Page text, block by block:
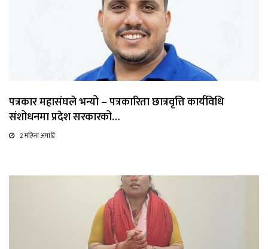
पत्रकार महासंघले भन्यो – पत्रकारिता छात्रवृत्ति कार्यविधि
संशोधनमा प्रदेश सरकारको…
2 महिना अगाडि